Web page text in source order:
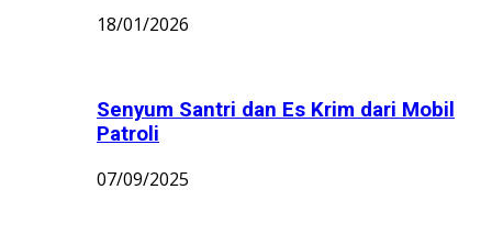
18/01/2026
Senyum Santri dan Es Krim dari Mobil
Patroli
07/09/2025